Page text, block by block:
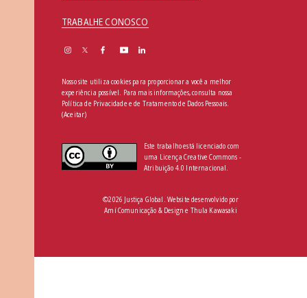
TRABALHE CONOSCO
Nosso site utiliza cookies para proporcionar a você a melhor
experiência possível. Para mais informações, consulta nossa
Política de Privacidade e de Tratamento de Dados Pessoais
(Aceitar)
Este trabalho está licenciado com
uma Licença Creative Commons -
Atribuição 4.0 Internacional.
©2026 Justiça Global. Website desenvolvido por
Amí Comunicação & Design e Thula Kawasaki